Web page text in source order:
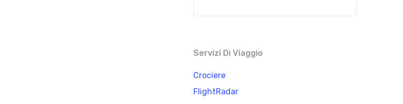
Servizi Di Viaggio
Crociere
FlightRadar